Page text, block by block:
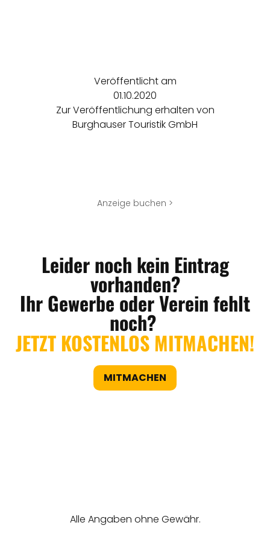
Veröffentlicht am
01.10.2020
Zur Veröffentlichung erhalten von
Burghauser Touristik GmbH
Anzeige buchen >
Leider noch kein Eintrag
vorhanden?
Ihr Gewerbe oder Verein fehlt
noch?
JETZT KOSTENLOS MITMACHEN!
MITMACHEN